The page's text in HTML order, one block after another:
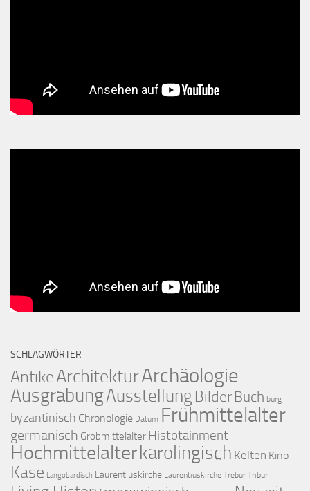
SCHLAGWÖRTER
AntikeArchitekturArchäologie
AusgrabungAusstellungBilder Buch burg
byzantinisch Chronologie Datum Frühmittelalter
germanisch Grobmittelalter Histotainment
Hochmittelalterkarolingisch Kelten Kino
Käse Langobardisch Laurentiuskirche Laurentiuskirche Trebur Tribur